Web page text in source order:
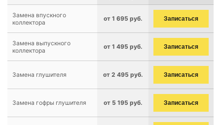
Замена впускного
коллектора
от 1 695 руб. Записаться
Замена выпускного
коллектора
от 1 495 руб. Записаться
Замена глушителя от 2 495 руб. Записаться
Замена гофры глушителя от 5 195 руб. Записаться